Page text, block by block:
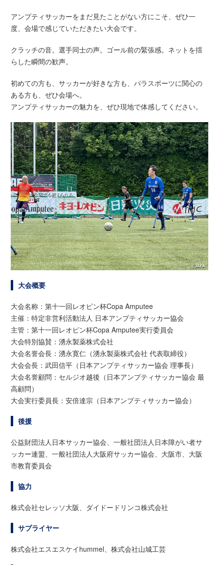
アンプティサッカーをまだ見たことがない方にこそ、ぜひ一
度、会場で感じていただきたい大会です。
クラッチの音。選手同士の声。ゴール前の緊張感。ネットを揺
らした瞬間の歓声。
初めての方も、サッカーが好きな方も、パラスポーツに関心の
ある方も、ぜひ会場へ。
アンプティサッカーの魅力を、ぜひ現地で体感してください。
大会概要
大会名称：第十一回レオピン杯Copa Amputee
主催：特定非営利活動法人 日本アンプティサッカー協会
主管：第十一回レオピン杯Copa Amputee実行委員会
大会特別協賛：湧永製薬株式会社
大会名誉会長：湧永寛仁（湧永製薬株式会社 代表取締役）
大会会長：武田信平（日本アンプティサッカー協会 理事長）
大会名誉顧問：セルジオ越後（日本アンプティサッカー協会 最
高顧問）
大会実行委員長：安倍達宗（日本アンプティサッカー協会）
後援
公益財団法人日本サッカー協会、一般社団法人日本障がい者サ
ッカー連盟、一般社団法人大阪府サッカー協会、大阪市、大阪
市教育委員会
協力
株式会社セレッソ大阪、ダイドードリンコ株式会社
サプライヤー
株式会社エスエスケイhummel、株式会社山城工芸